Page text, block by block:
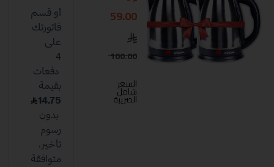
100.00
59.00
السعر
شامل
الضريبة